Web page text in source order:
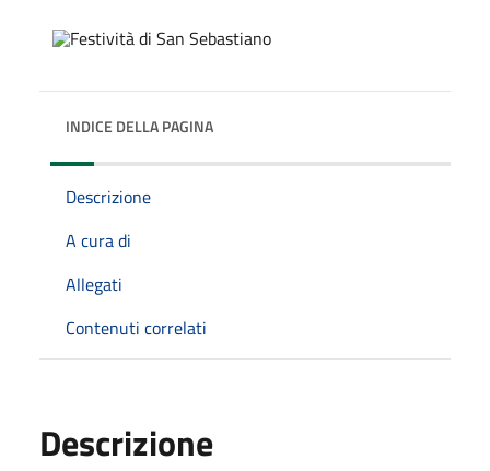
INDICE DELLA PAGINA
Descrizione
A cura di
Allegati
Contenuti correlati
Descrizione